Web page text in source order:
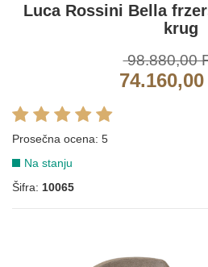
Luca Rossini Bella
krug
98.880,00
74.160,00
Prosečna ocena: 5
Na stanju
Šifra: 10065